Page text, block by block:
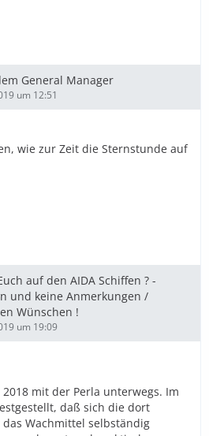
General Manager
um 12:51
wie zur Zeit die Sternstunde auf
auf den AIDA Schiffen ? -
und keine Anmerkungen /
Wünschen !
um 19:09
mit der Perla unterwegs. Im
daß sich die dort
Wachmittel selbständig